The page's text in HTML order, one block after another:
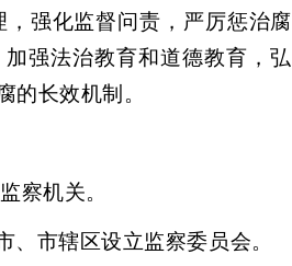
强化监督问责，严厉惩治腐
强法治教育和道德教育，弘
的长效机制。
察机关。
市辖区设立监察委员会。